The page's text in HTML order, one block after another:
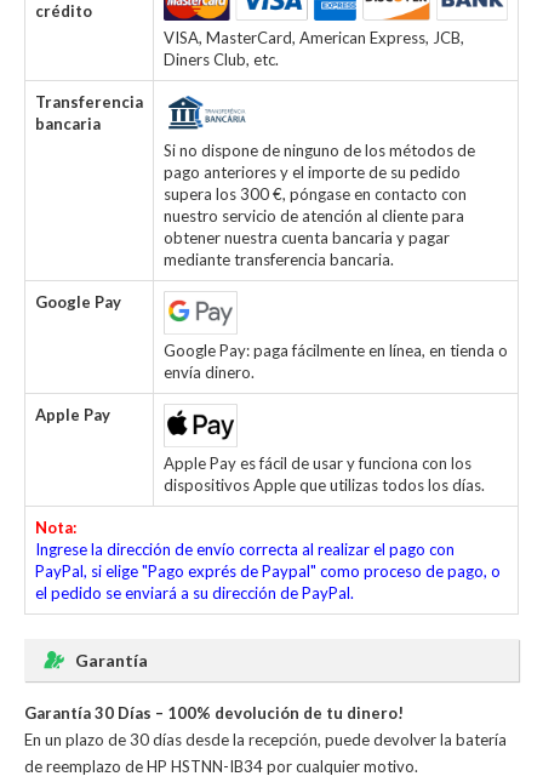
crédito
VISA, MasterCard, American Express, JCB,
Diners Club, etc.
Transferencia
bancaria
Si no dispone de ninguno de los métodos de
pago anteriores y el importe de su pedido
supera los 300 €, póngase en contacto con
nuestro servicio de atención al cliente para
obtener nuestra cuenta bancaria y pagar
mediante transferencia bancaria.
Google Pay
Google Pay: paga fácilmente en línea, en tienda o
envía dinero.
Apple Pay
Apple Pay es fácil de usar y funciona con los
dispositivos Apple que utilizas todos los días.
Nota:
Ingrese la dirección de envío correcta al realizar el pago con
PayPal, si elige "Pago exprés de Paypal" como proceso de pago, o
el pedido se enviará a su dirección de PayPal.
Garantía
Garantía 30 Días – 100% devolución de tu dinero!
En un plazo de 30 días desde la recepción, puede devolver la batería
de reemplazo de HP HSTNN-IB34por cualquier motivo.